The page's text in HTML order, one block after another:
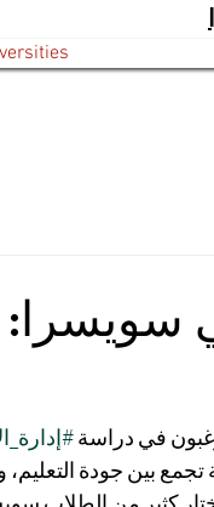
سويسرا:
في دراسة
بين جودة التعليم،